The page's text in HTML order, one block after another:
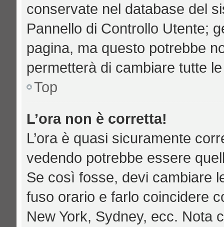
conservate nel database del
Pannello di Controllo Utente;
pagina, ma questo potrebbe
permetterà di cambiare tutte
Top
L’ora non è corretta!
L’ora è quasi sicuramente
vedendo potrebbe essere
Se così fosse, devi cambiare
fuso orario e farlo coincidere
New York, Sydney, ecc. Nota